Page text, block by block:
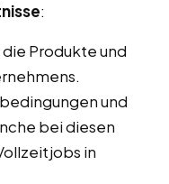
:
Produkte und
und
bei diesen
in